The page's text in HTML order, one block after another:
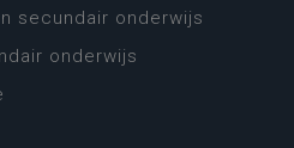
secundair onderwijs
onderwijs